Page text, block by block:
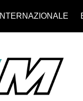
INTERNAZIONALE